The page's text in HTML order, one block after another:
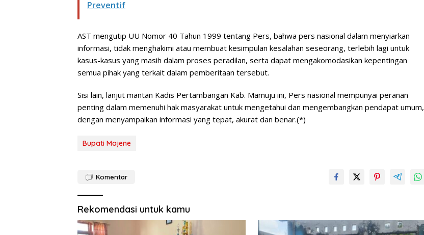
Preventif
AST mengutip UU Nomor 40 Tahun 1999 tentang Pers, bahwa pers nasional dalam menyiarkan
informasi, tidak menghakimi atau membuat kesimpulan kesalahan seseorang, terlebih lagi untuk
kasus-kasus yang masih dalam proses peradilan, serta dapat mengakomodasikan kepentingan
semua pihak yang terkait dalam pemberitaan tersebut.
Sisi lain, lanjut mantan Kadis Pertambangan Kab. Mamuju ini, Pers nasional mempunyai peranan
penting dalam memenuhi hak masyarakat untuk mengetahui dan mengembangkan pendapat umum,
dengan menyampaikan informasi yang tepat, akurat dan benar.(*)
Bupati Majene
Komentar
Rekomendasi untuk kamu